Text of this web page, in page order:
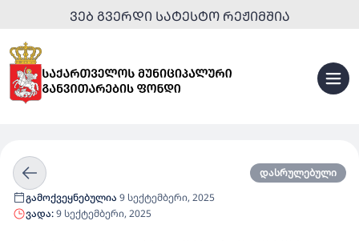
ᲕᲔᲑ ᲒᲕᲔᲠᲓᲘ ᲡᲐᲢᲔᲡᲢᲝ ᲠᲔᲟᲘᲛᲨᲘᲐ
დასრულებული
გამოქვეყნებულია 9 სექტემბერი, 2025
ვადა:9 სექტემბერი, 2025